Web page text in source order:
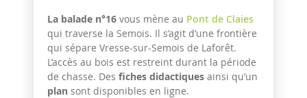
La balade n°16 vous mène au Pont de Claies
qui traverse la Semois. Il s’agit d’une frontière
qui sépare Vresse-sur-Semois de Laforêt.
L’accès au bois est restreint durant la période
de chasse. Des fiches didactiques ainsi qu’un
plan sont disponibles en ligne.